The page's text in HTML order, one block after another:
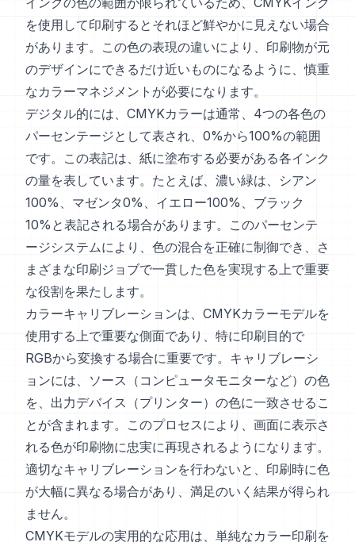
を使用して印刷するとそれほど鮮やかに見えない場合
があります。この色の表現の違いにより、印刷物が元
のデザインにできるだけ近いものになるように、慎重
なカラーマネジメントが必要になります。
デジタル的には、CMYKカラーは通常、4つの各色の
パーセンテージとして表され、0%から100%の範囲
です。この表記は、紙に塗布する必要がある各インク
の量を表しています。たとえば、濃い緑は、シアン
100%、マゼンタ0%、イエロー100%、ブラック
10%と表記される場合があります。このパーセンテ
ージシステムにより、色の混合を正確に制御でき、さ
まざまな印刷ジョブで一貫した色を実現する上で重要
な役割を果たします。
カラーキャリブレーションは、CMYKカラーモデルを
使用する上で重要な側面であり、特に印刷目的で
RGBから変換する場合に重要です。キャリブレーシ
ョンには、ソース（コンピュータモニターなど）の色
を、出力デバイス（プリンター）の色に一致させるこ
とが含まれます。このプロセスにより、画面に表示さ
れる色が印刷物に忠実に再現されるようになります。
適切なキャリブレーションを行わないと、印刷時に色
が大幅に異なる場合があり、満足のいく結果が得られ
ません。
CMYKモデルの実用的な応用は、単純なカラー印刷を